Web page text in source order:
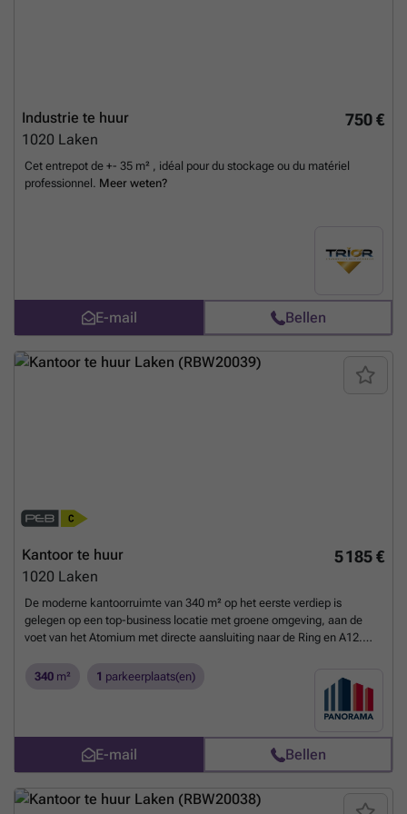
750 €
Industrie te huur
1020 Laken
Cet entrepot de +- 35 m² , idéal pour du stockage ou du matériel
professionnel. Meer weten?
E-mail Bellen
5 185 €
Kantoor te huur
1020 Laken
De moderne kantoorruimte van 340 m² op het eerste verdiep is
gelegen op een top-business locatie met groene omgeving, aan de
voet van het Atomium met directe aansluiting naar de Ring en A12.
Zaventem bevindt zich op slechts 15 min. De ruimte kan opgesplits
worden in 5 units van 68 m². Het prestigieus kantoorgebouw geniet
permanente technische & commerciële ondersteuning en 24/24u
security. Daarnaast is het gebouw voorzien van zonnepanelen,
airconditioning, veel lichtinval en een strakke eigentijdse look. Tevens
is er een zeer ruime parking voorzien van 1.500 parkeerplaatsen (in-
en outdoor) met laadmogelijkheden. Afhankelijk van uw
bedrijfsbehoeften zijn grotere of kleinere oppervlaktes bespreekbaar.
340 m² 1 parkeerplaats(en)
E-mail Bellen